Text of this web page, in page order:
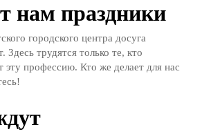
нам праздники
городского центра досуга
Здесь трудятся только те, кто
Кто же делает для нас